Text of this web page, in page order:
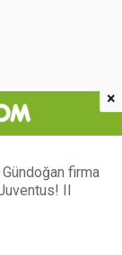
firma
Il
×